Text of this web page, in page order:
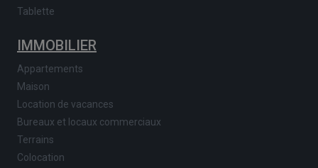
Tablette
IMMOBILIER
Appartements
Maison
Location de vacances
Bureaux et locaux commerciaux
Terrains
Colocation